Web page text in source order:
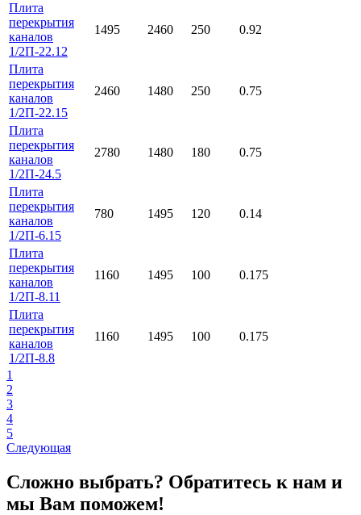
Плита
перекрытия
каналов
1/2П-22.12
1495 2460 250 0.92
Плита
перекрытия
каналов
1/2П-22.15
2460 1480 250 0.75
Плита
перекрытия
каналов
1/2П-24.5
2780 1480 180 0.75
Плита
перекрытия
каналов
1/2П-6.15
780 1495 120 0.14
Плита
перекрытия
каналов
1/2П-8.11
1160 1495 100 0.175
Плита
перекрытия
каналов
1/2П-8.8
1160 1495 100 0.175
1
2
3
4
5
Следующая
Сложно выбрать? Обратитесь к нам и
мы Вам поможем!